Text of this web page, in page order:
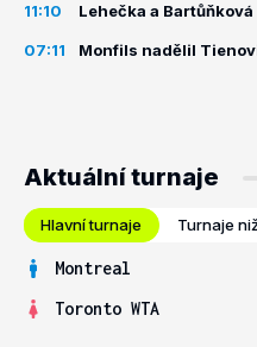
11:10 Lehečka a
07:11 Monfils nadělil
Aktuální turnaje
Hlavní turnaje Turnaje
Montreal
Toronto WTA